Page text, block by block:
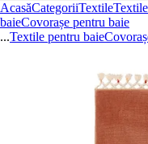
AcasăCategoriiTextile
baieCovorașe pentru baie
...Textile pentru baie